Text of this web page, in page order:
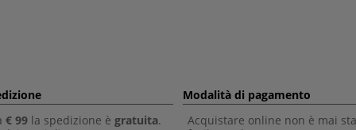
€ 99 la spedizione è gratuita.
Modalità di pagamento
Acquistare online non è mai